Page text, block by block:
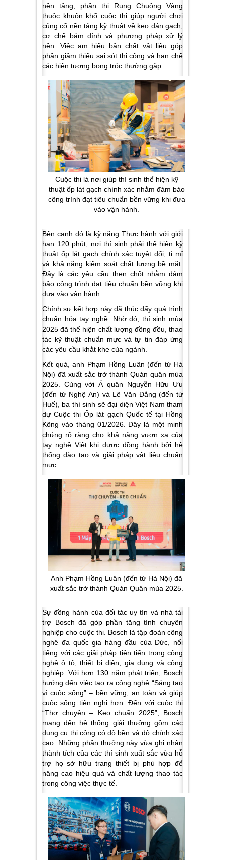
nền tảng, phần thi Rung Chuông Vàng
thuộc khuôn khổ cuộc thi giúp người chơi
củng cố nền tảng kỹ thuật về keo dán gạch,
cơ chế bám dính và phương pháp xử lý
nền. Việc am hiểu bản chất vật liệu góp
phần giảm thiểu sai sót thi công và hạn chế
các hiện tượng bong tróc thường gặp.
Cuộc thi là nơi giúp thí sinh thể hiện kỹ
thuật ốp lát gạch chính xác nhằm đảm bảo
công trình đạt tiêu chuẩn bền vững khi đưa
vào vận hành.
Bên cạnh đó là kỹ năng Thực hành với giới
hạn 120 phút, nơi thí sinh phải thể hiện kỹ
thuật ốp lát gạch chính xác tuyệt đối, tỉ mỉ
và khả năng kiểm soát chất lượng bề mặt.
Đây là các yêu cầu then chốt nhằm đảm
bảo công trình đạt tiêu chuẩn bền vững khi
đưa vào vận hành.
Chính sự kết hợp này đã thúc đẩy quá trình
chuẩn hóa tay nghề. Nhờ đó, thí sinh mùa
2025 đã thể hiện chất lượng đồng đều, thao
tác kỹ thuật chuẩn mực và tự tin đáp ứng
các yêu cầu khắt khe của ngành.
Kết quả, anh Phạm Hồng Luân (đến từ Hà
Nội) đã xuất sắc trở thành Quán quân mùa
2025. Cùng với Á quân Nguyễn Hữu Ưu
(đến từ Nghệ An) và Lê Văn Đằng (đến từ
Huế), ba thí sinh sẽ đại diện Việt Nam tham
dự Cuộc thi Ốp lát gạch Quốc tế tại Hồng
Kông vào tháng 01/2026. Đây là một minh
chứng rõ ràng cho khả năng vươn xa của
tay nghề Việt khi được đồng hành bởi hệ
thống đào tạo và giải pháp vật liệu chuẩn
mực.
Anh Phạm Hồng Luân (đến từ Hà Nội) đã
xuất sắc trở thành Quán Quân mùa 2025.
Sự đồng hành của đối tác uy tín và nhà tài
trợ Bosch đã góp phần tăng tính chuyên
nghiệp cho cuộc thi. Bosch là tập đoàn công
nghệ đa quốc gia hàng đầu của Đức, nổi
tiếng với các giải pháp tiên tiến trong công
nghệ ô tô, thiết bị điện, gia dụng và công
nghiệp. Với hơn 130 năm phát triển, Bosch
hướng đến việc tạo ra công nghệ “Sáng tạo
vì cuộc sống” – bền vững, an toàn và giúp
cuộc sống tiện nghi hơn. Đến với cuộc thi
“Thợ chuyên – Keo chuẩn 2025”, Bosch
mang đến hệ thống giải thưởng gồm các
dụng cụ thi công có độ bền và độ chính xác
cao. Những phần thưởng này vừa ghi nhận
thành tích của các thí sinh xuất sắc vừa hỗ
trợ họ sở hữu trang thiết bị phù hợp để
nâng cao hiệu quả và chất lượng thao tác
trong công việc thực tế.